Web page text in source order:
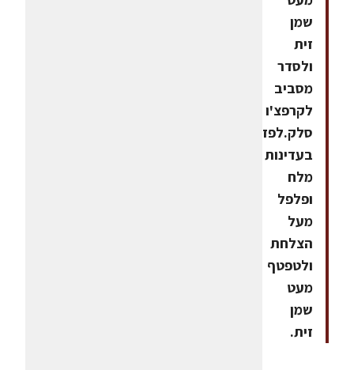
שמן
זית
ולסדר
מסביב
לקרפצ'ו
סלק.לפזר
בעדינות
מלח
ופלפל
מעל
הצלחת
ולטפטף
מעט
שמן
זית.